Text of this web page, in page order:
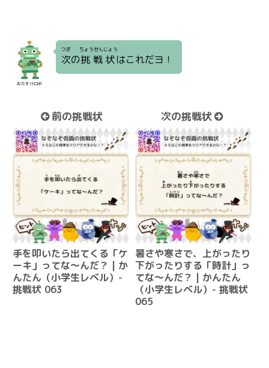
おたすけロボ
次
つぎ
の挑戦状
ちょうせんじょう
はこれだヨ！
前の挑戦状
手を叩いたら出てくる「ケ
ーキ」ってな～んだ？ | か
んたん（小学生レベル）-
挑戦状 063
次の挑戦状
暑さや寒さで、上がったり
下がったりする「時計」っ
てな～んだ？ | かんたん
（小学生レベル）- 挑戦状
065